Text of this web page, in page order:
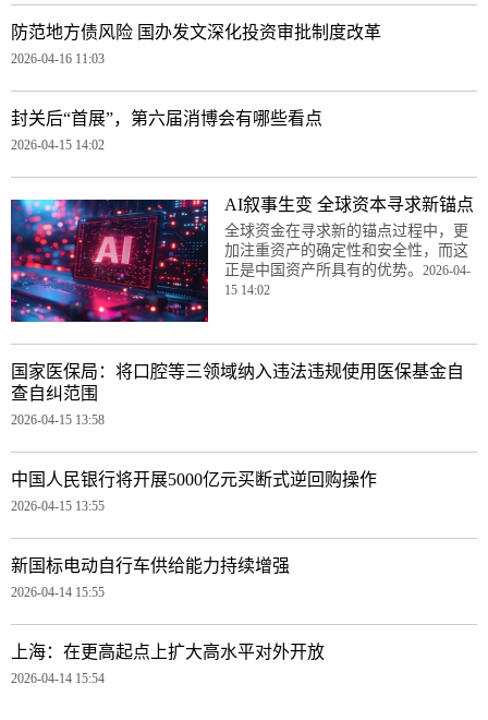
防范地方债风险 国办发文深化投资审批制度改革
2026-04-16 11:03
封关后“首展”，第六届消博会有哪些看点
2026-04-15 14:02
AI叙事生变 全球资本寻求新锚点
全球资金在寻求新的锚点过程中，更
加注重资产的确定性和安全性，而这
正是中国资产所具有的优势。 2026-04-
15 14:02
国家医保局：将口腔等三领域纳入违法违规使用医保基金自
查自纠范围
2026-04-15 13:58
中国人民银行将开展5000亿元买断式逆回购操作
2026-04-15 13:55
新国标电动自行车供给能力持续增强
2026-04-14 15:55
上海：在更高起点上扩大高水平对外开放
2026-04-14 15:54